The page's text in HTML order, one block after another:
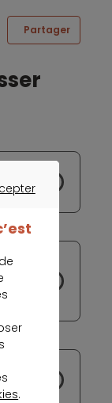
Partager
.